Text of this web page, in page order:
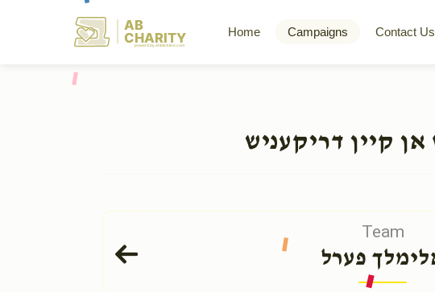
AB
CHARITY
powerd by ahblicklive.com
Home Campaigns Contact Us
קיין דריקעניש
Team
פערל